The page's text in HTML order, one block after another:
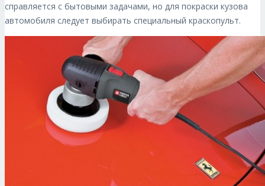
справляется с бытовыми задачами, но для покраски кузова
автомобиля следует выбирать специальный краскопульт.